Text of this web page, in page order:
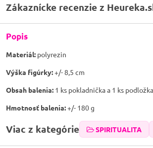
Zákaznícke recenzie z
Popis
Materiál: polyrezin
Výška figúrky:+/- 8,5 cm
Obsah balenia: 1 ks pokladnička a 1 ks podložka
Hmotnosť balenia:+/- 180 g
Viac z kategórie SPIRITUALITA